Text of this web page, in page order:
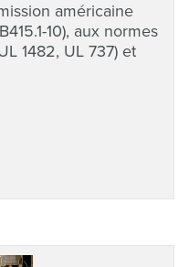
américaine
10), aux normes
1482, UL 737) et